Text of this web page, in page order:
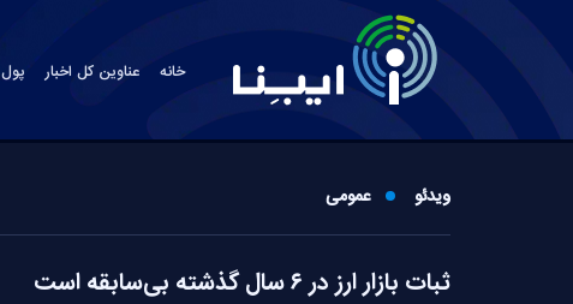
خانه عناوین کل اخبار
ویدئو عمومی
ثبات بازار ارز در ۶ سال گذشته بی‌سابقه است